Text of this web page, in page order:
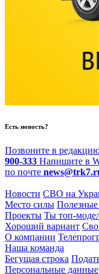
Есть новость?
Позвоните в
900-333 Напишите в
по почте
Новости СВО на
Место силы Полезные
Проекты Ты топ-
Хороший вариант
О компании
Наша команда
Бегущая строка
Персональные данные